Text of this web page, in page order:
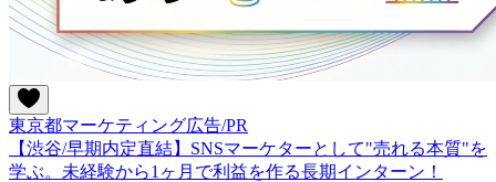
東京都マーケティング広告/PR
【渋谷/早期内定直結】SNSマーケターとして"売れる本質"を
学ぶ。未経験から1ヶ月で利益を作る長期インターン！